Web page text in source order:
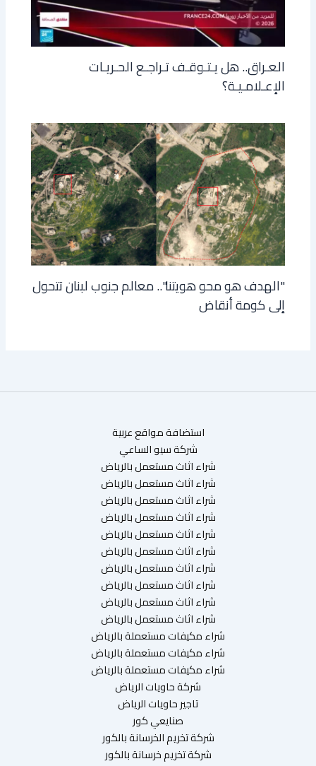
العـراق.. هل يـتـوقـف تـراجـع الحـريـات
الإعـلامـيـة؟
"الهدف هو محو هويتنا".. معالم جنوب لبنان تتحول
إلى كومة أنقاض
استضافة مواقع عربية
شركة سيو الساعي
شراء اثاث مستعمل بالرياض
شراء اثاث مستعمل بالرياض
شراء اثاث مستعمل بالرياض
شراء اثاث مستعمل بالرياض
شراء اثاث مستعمل بالرياض
شراء اثاث مستعمل بالرياض
شراء اثاث مستعمل بالرياض
شراء اثاث مستعمل بالرياض
شراء اثاث مستعمل بالرياض
شراء اثاث مستعمل بالرياض
شراء مكيفات مستعملة بالرياض
شراء مكيفات مستعملة بالرياض
شراء مكيفات مستعملة بالرياض
شركة حاويات الرياض
تاجير حاويات الرياض
صنايعي كور
شركة تخريم الخرسانة بالكور
شركة تخريم خرسانة بالكور